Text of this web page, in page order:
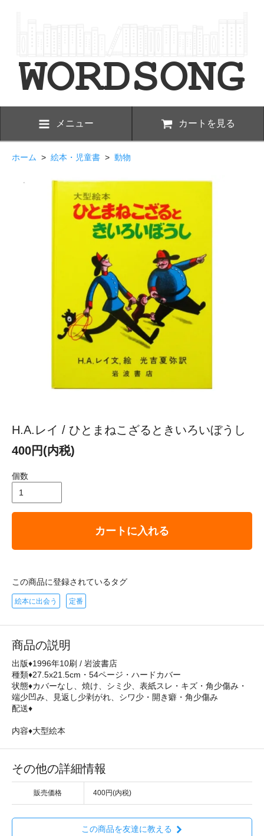
メニュー カートを見る
ホーム > 絵本・児童書 > 動物
H.A.レイ / ひとまねこざるときいろいぼうし
400円(内税)
個数
カートに入れる
この商品に登録されているタグ
絵本に出会う 定番
商品の説明
出版♦1996年10刷 / 岩波書店
種類♦27.5x21.5cm・54ページ・ハードカバー
状態♦カバーなし、焼け、シミ少、表紙スレ・キズ・角少傷み・
端少凹み、見返し少剥がれ、シワ少・開き癖・角少傷み
配送♦
内容♦大型絵本
その他の詳細情報
販売価格 400円(内税)
この商品を友達に教える